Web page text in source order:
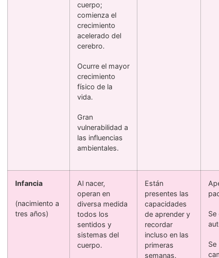
cuerpo;
comienza el
crecimiento
acelerado del
cerebro.
Ocurre el mayor
crecimiento
físico de la
vida.
Gran
vulnerabilidad a
las influencias
ambientales.
Infancia
(nacimiento a
tres años)
Al nacer,
operan en
diversa medida
todos los
sentidos y
sistemas del
cuerpo.
Están
presentes las
capacidades
de aprender y
recordar
incluso en las
primeras
semanas.
Se
Se